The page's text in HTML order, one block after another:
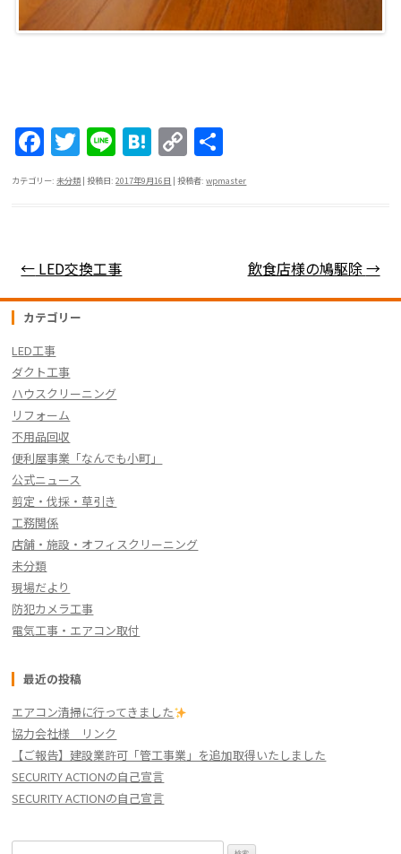
F
a
c
b
o
o
k
T
w
itt
Li
n
e
H
at
e
C
o
p
k
有
カテゴリー:未分類 | 投稿日:2017年9月16日 |投稿者:wpmaster
投稿ナビゲーション
← LED交換工事 飲食店様の鳩駆除→
カテゴリー
LED工事
ダクト工事
ハウスクリーニング
リフォーム
不用品回収
便利屋事業「なんでも小町」
公式ニュース
剪定・伐採・草引き
工務関係
店舗・施設・オフィスクリーニング
未分類
現場だより
防犯カメラ工事
電気工事・エアコン取付
最近の投稿
エアコン清掃に行ってきました
協力会社様 リンク
【ご報告】建設業許可「管工事業」を追加取得いたしました
SECURITY ACTIONの自己宣言
SECURITY ACTIONの自己宣言
検